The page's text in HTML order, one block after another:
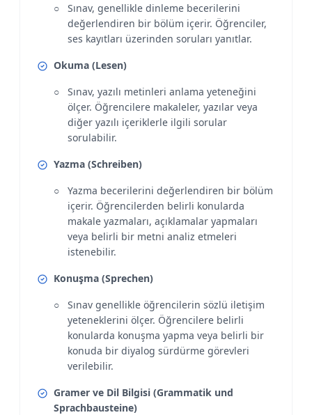
Sınav, genellikle dinleme becerilerini
değerlendiren bir bölüm içerir. Öğrenciler,
ses kayıtları üzerinden soruları yanıtlar.
Okuma (Lesen)
Sınav, yazılı metinleri anlama yeteneğini
ölçer. Öğrencilere makaleler, yazılar veya
diğer yazılı içeriklerle ilgili sorular
sorulabilir.
Yazma (Schreiben)
Yazma becerilerini değerlendiren bir bölüm
içerir. Öğrencilerden belirli konularda
makale yazmaları, açıklamalar yapmaları
veya belirli bir metni analiz etmeleri
istenebilir.
Konuşma (Sprechen)
Sınav genellikle öğrencilerin sözlü iletişim
yeteneklerini ölçer. Öğrencilere belirli
konularda konuşma yapma veya belirli bir
konuda bir diyalog sürdürme görevleri
verilebilir.
Gramer ve Dil Bilgisi (Grammatik und
Sprachbausteine)